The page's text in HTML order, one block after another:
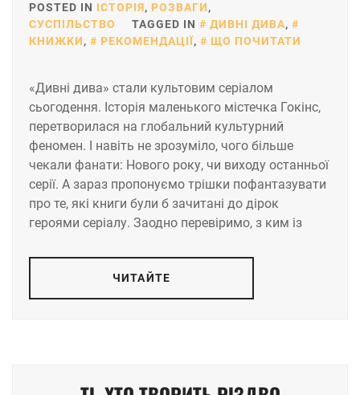
POSTED IN ІСТОРІЯ, РОЗВАГИ,
СУСПІЛЬСТВО
TAGGED IN ДИВНІ ДИВА,
КНИЖКИ, РЕКОМЕНДАЦІЇ, ЩО ПОЧИТАТИ
«Дивні дива» стали культовим серіалом
сьогодення. Історія маленького містечка Гокінс,
перетворилася на глобальний культурний
феномен. І навіть не зрозуміло, чого більше
чекали фанати: Нового року, чи виходу останньої
серії. А зараз пропонуємо трішки пофантазувати
про те, які книги були б зачитані до дірок
героями серіалу. Заодно перевіримо, з ким із
ЧИТАЙТЕ